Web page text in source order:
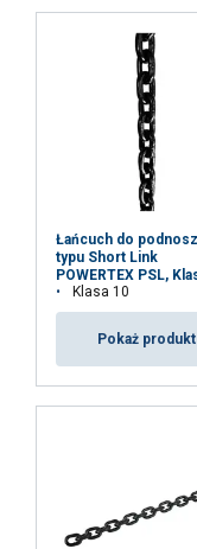
Łańcuch do
typu Short Link
POWERTEX PSL,
Klasa 10
Pokaż produkt
Niezbędne
POKAŻ